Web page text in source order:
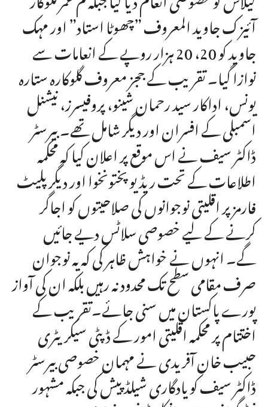
آئیزک جاوید المعروف ”چھوٹا استاد” اور مہک
جاوید کو 20، 20 ہزار روپے کے انعامات سے
نوازا گیا۔ تقریب کے ججز معروف گلوکارہ ستارہ
یونس، اداکار سید رحمان شینو، پروفیسرز، نیشنل
اسمبلی کے افسران اور دیگر شامل تھے۔ بیرسٹر
ڈاکٹر سیف نے اس موقع پر اعلان کیا کہ محکمہ
اطلاعات کے تحت ریڈیو پختونخوا اور دیگر پلیٹ
فارمز پر اقلیتی نوجوانوں کی صلاحیتوں کو اجاگر
کرنے کے لیے خصوصی سلاٹس دیے جائیں
گے۔ انہوں نے خواہش ظاہر کی کہ یہ نوجوان
صرف مقامی سطح تک محدود نہ رہیں بلکہ ان کی آواز
پورے پاکستان میں سنی جائے۔تقریب کے
اختتام پر محکمہ اقلیتی امور کے ڈپٹی سیکریٹری
حبیب خان آفریدی نے مہمان خصوصی بیرسٹر
ڈاکٹر سیف کو یادگاری شیلڈ پیش کی جبکہ مشہور